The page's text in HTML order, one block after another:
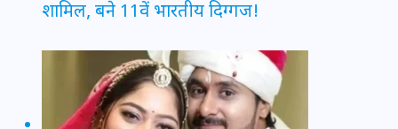
शामिल, बने 11वें भारतीय दिग्गज!